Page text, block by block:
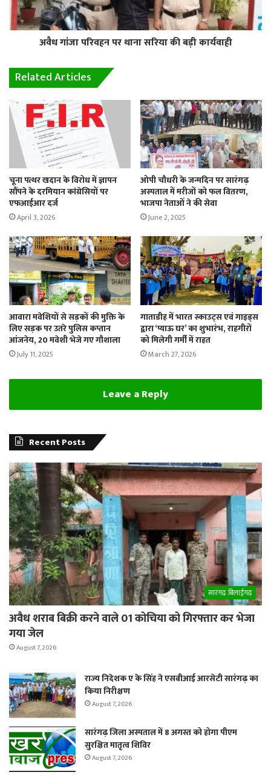
अवैध गांजा परिवहन पर थाना सरिया की बड़ी कार्यवाही
Related Articles
चूना पत्थर खदान के विरोध में ज्ञापन
सौंपने के दरमियान कांग्रेसियों पर
एफआईआर दर्ज
April 3, 2026
ओपी चौधरी के जन्मदिन पर सारंगढ़
अस्पताल में मरीजों को फल वितरण,
भाजपा नेताओं ने की सेवा
June 2, 2025
आवारा मवेशियों से सड़कों की मुक्ति के
लिए सड़क पर उतरे पुलिस कप्तान
आंजनेय, 20 मवेशी भेजे गए गौशाला
July 11, 2025
गाताडीह में भारत स्काउट्स एवं गाइड्स
द्वारा ‘प्याऊ घर’ का शुभारंभ, राहगीरों
को मिलेगी गर्मी में राहत
March 27, 2026
Leave a Reply
Recent Posts
सारंगढ़ बिलाईगढ़
अवैध शराब बिक्री करने वाले 01 कोचिया को गिरफ्तार कर भेजा
गया जेल
August 7, 2026
राज्य निदेशक ए के सिंह ने एसबीआई आरसेटी सारंगढ़ का
किया निरीक्षण
August 7, 2026
सारंगढ़ जिला अस्पताल में 8 अगस्त को होगा पीएम
सुरक्षित मातृत्व शिविर
August 7, 2026